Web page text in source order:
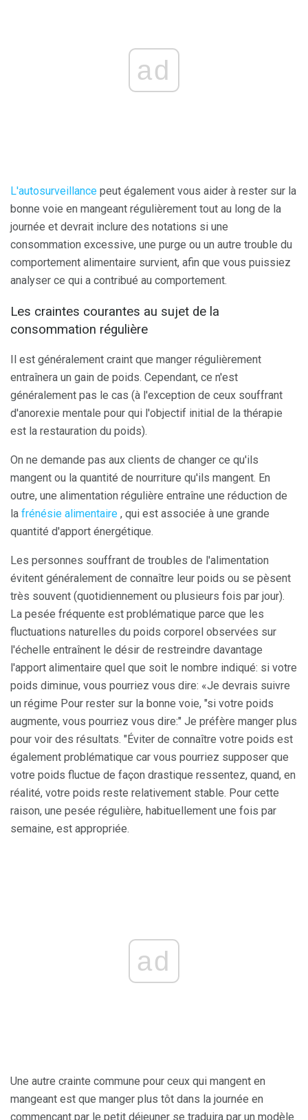
ad
L'autosurveillance peut également vous aider à rester sur la
bonne voie en mangeant régulièrement tout au long de la
journée et devrait inclure des notations si une
consommation excessive, une purge ou un autre trouble du
comportement alimentaire survient, afin que vous puissiez
analyser ce qui a contribué au comportement.
Les craintes courantes au sujet de la
consommation régulière
Il est généralement craint que manger régulièrement
entraînera un gain de poids. Cependant, ce n'est
généralement pas le cas (à l'exception de ceux souffrant
d'anorexie mentale pour qui l'objectif initial de la thérapie
est la restauration du poids).
On ne demande pas aux clients de changer ce qu'ils
mangent ou la quantité de nourriture qu'ils mangent. En
outre, une alimentation régulière entraîne une réduction de
la frénésie alimentaire , qui est associée à une grande
quantité d'apport énergétique.
Les personnes souffrant de troubles de l'alimentation
évitent généralement de connaître leur poids ou se pèsent
très souvent (quotidiennement ou plusieurs fois par jour).
La pesée fréquente est problématique parce que les
fluctuations naturelles du poids corporel observées sur
l'échelle entraînent le désir de restreindre davantage
l'apport alimentaire quel que soit le nombre indiqué: si votre
poids diminue, vous pourriez vous dire: «Je devrais suivre
un régime Pour rester sur la bonne voie, "si votre poids
augmente, vous pourriez vous dire:" Je préfère manger plus
pour voir des résultats. "Éviter de connaître votre poids est
également problématique car vous pourriez supposer que
votre poids fluctue de façon drastique ressentez, quand, en
réalité, votre poids reste relativement stable. Pour cette
raison, une pesée régulière, habituellement une fois par
semaine, est appropriée.
ad
Une autre crainte commune pour ceux qui mangent en
mangeant est que manger plus tôt dans la journée en
commençant par le petit déjeuner se traduira par un modèle